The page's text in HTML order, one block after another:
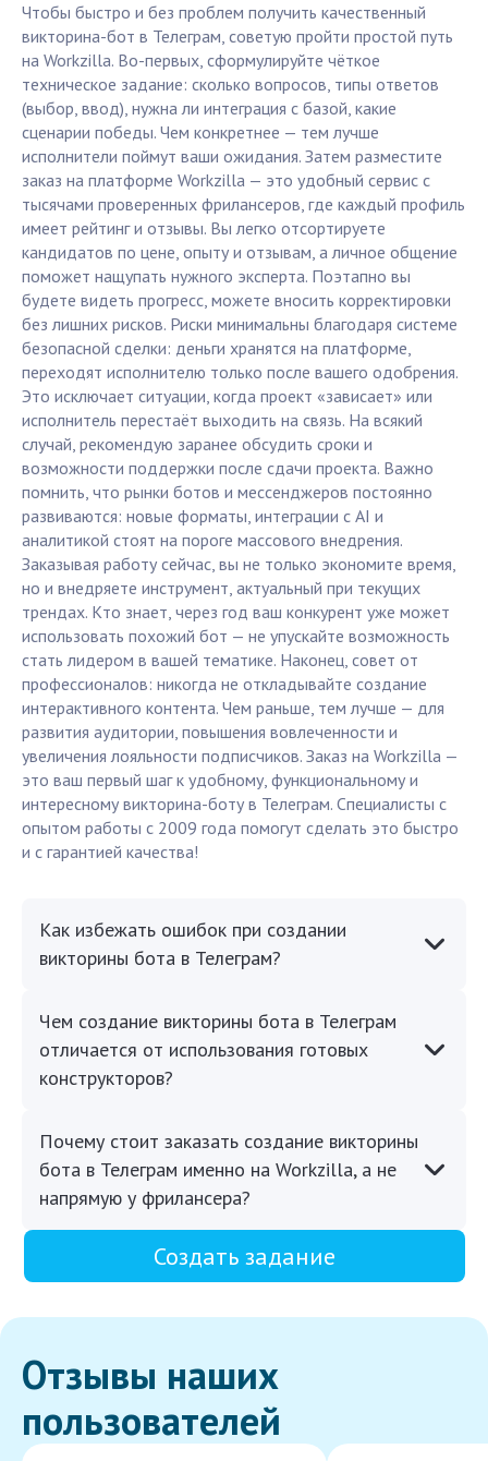
Чтобы быстро и без проблем получить качественный
викторина-бот в Телеграм, советую пройти простой путь
на Workzilla. Во-первых, сформулируйте чёткое
техническое задание: сколько вопросов, типы ответов
(выбор, ввод), нужна ли интеграция с базой, какие
сценарии победы. Чем конкретнее — тем лучше
исполнители поймут ваши ожидания. Затем разместите
заказ на платформе Workzilla — это удобный сервис с
тысячами проверенных фрилансеров, где каждый профиль
имеет рейтинг и отзывы. Вы легко отсортируете
кандидатов по цене, опыту и отзывам, а личное общение
поможет нащупать нужного эксперта. Поэтапно вы
будете видеть прогресс, можете вносить корректировки
без лишних рисков. Риски минимальны благодаря системе
безопасной сделки: деньги хранятся на платформе,
переходят исполнителю только после вашего одобрения.
Это исключает ситуации, когда проект «зависает» или
исполнитель перестаёт выходить на связь. На всякий
случай, рекомендую заранее обсудить сроки и
возможности поддержки после сдачи проекта. Важно
помнить, что рынки ботов и мессенджеров постоянно
развиваются: новые форматы, интеграции с AI и
аналитикой стоят на пороге массового внедрения.
Заказывая работу сейчас, вы не только экономите время,
но и внедряете инструмент, актуальный при текущих
трендах. Кто знает, через год ваш конкурент уже может
использовать похожий бот — не упускайте возможность
стать лидером в вашей тематике. Наконец, совет от
профессионалов: никогда не откладывайте создание
интерактивного контента. Чем раньше, тем лучше — для
развития аудитории, повышения вовлеченности и
увеличения лояльности подписчиков. Заказ на Workzilla —
это ваш первый шаг к удобному, функциональному и
интересному викторина-боту в Телеграм. Специалисты с
опытом работы с 2009 года помогут сделать это быстро
и с гарантией качества!
Как избежать ошибок при создании
викторины бота в Телеграм?
Чем создание викторины бота в Телеграм
отличается от использования готовых
конструкторов?
Почему стоит заказать создание викторины
бота в Телеграм именно на Workzilla, а не
напрямую у фрилансера?
Создать задание
Отзывы наших
пользователей